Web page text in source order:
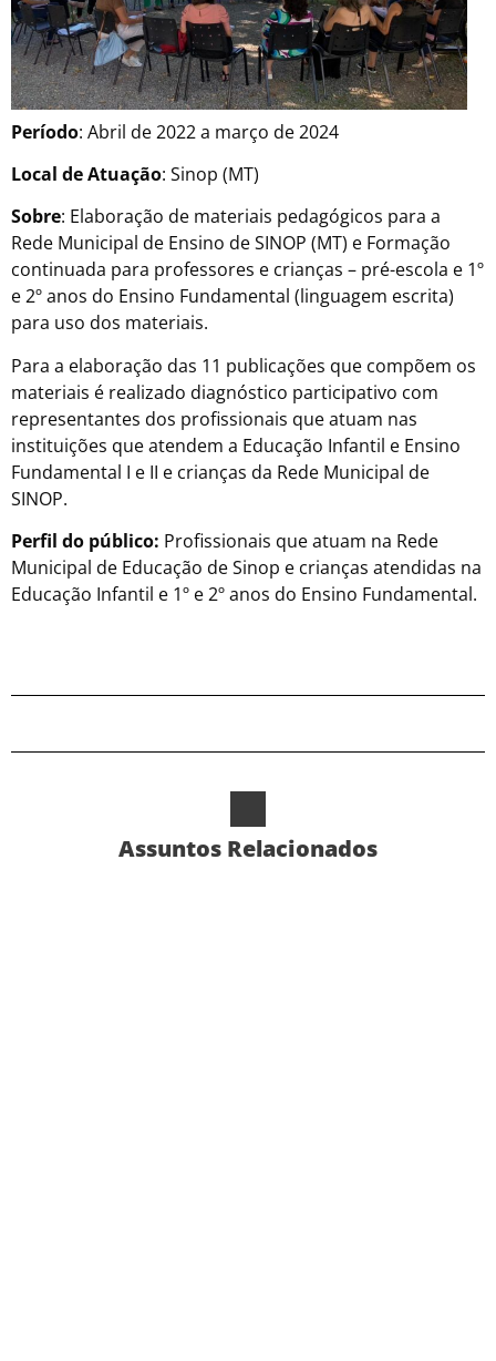
Período: Abril de 2022 a março de 2024
Local de Atuação: Sinop (MT)
Sobre: Elaboração de materiais pedagógicos para a
Rede Municipal de Ensino de SINOP (MT) e Formação
continuada para professores e crianças – pré-escola e 1º
e 2º anos do Ensino Fundamental (linguagem escrita)
para uso dos materiais.
Para a elaboração das 11 publicações que compõem os
materiais é realizado diagnóstico participativo com
representantes dos profissionais que atuam nas
instituições que atendem a Educação Infantil e Ensino
Fundamental I e II e crianças da Rede Municipal de
SINOP.
Perfil do público: Profissionais que atuam na Rede
Municipal de Educação de Sinop e crianças atendidas na
Educação Infantil e 1º e 2º anos do Ensino Fundamental.
Assuntos Relacionados